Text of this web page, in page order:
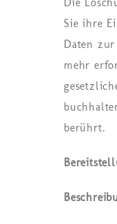
Sie ihre
Daten
mehr
berührt.